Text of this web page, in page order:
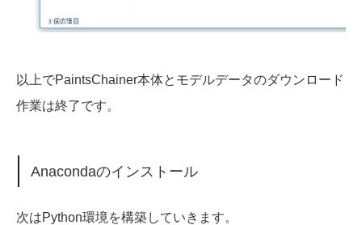
以上でPaintsChainer本体とモデルデータのダウンロード
作業は終了です。
Anacondaのインストール
次はPython環境を構築していきます。